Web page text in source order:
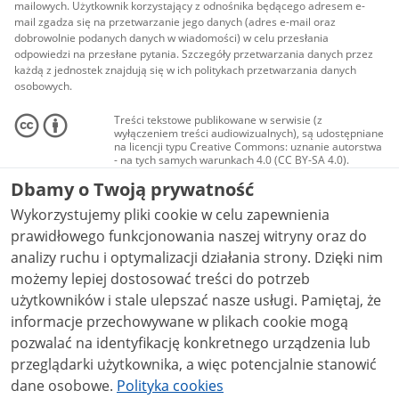
mailowych. Użytkownik korzystający z odnośnika będącego adresem e-
mail zgadza się na przetwarzanie jego danych (adres e-mail oraz
dobrowolnie podanych danych w wiadomości) w celu przesłania
odpowiedzi na przesłane pytania. Szczegóły przetwarzania danych przez
każdą z jednostek znajdują się w ich politykach przetwarzania danych
osobowych.
Treści tekstowe publikowane w serwisie (z
wyłączeniem treści audiowizualnych), są udostępniane
na licencji typu Creative Commons: uznanie autorstwa
- na tych samych warunkach 4.0 (CC BY-SA 4.0).
Materiały audiowizualne, w tym zdjęcia, materiały
audio i wideo, są udostępniane na licencji typu
Creative Commons: uznanie autorstwa użycie
niekomercyjne - bez utworów zależnych 4.0 (CC BY-
NC-ND 4.0), o ile nie jest to stwierdzone inaczej.
Dbamy o Twoją prywatność
Wykorzystujemy pliki cookie w celu zapewnienia
prawidłowego funkcjonowania naszej witryny oraz do
analizy ruchu i optymalizacji działania strony. Dzięki nim
możemy lepiej dostosować treści do potrzeb
użytkowników i stale ulepszać nasze usługi. Pamiętaj, że
informacje przechowywane w plikach cookie mogą
pozwalać na identyfikację konkretnego urządzenia lub
przeglądarki użytkownika, a więc potencjalnie stanowić
dane osobowe. Polityka cookies